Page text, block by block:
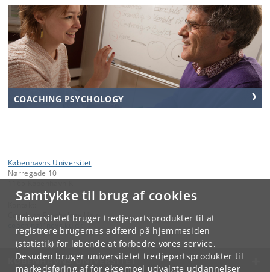
Samtykke til brug af cookies
Universitetet bruger tredjepartsprodukter til at
registrere brugernes adfærd på hjemmesiden
(statistik) for løbende at forbedre vores service.
Desuden bruger universitetet tredjepartsprodukter til
markedsføring af for eksempel udvalgte uddannelser
COACHING PSYCHOLOGY
Københavns Universitet
Nørregade 10
Coaching Psychology Unit
KØBENHAVNS UNIVERSITET